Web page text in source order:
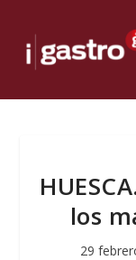
los
29